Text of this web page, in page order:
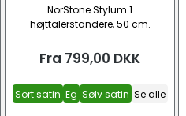
NorStone Stylum 1
højttalerstandere, 50 cm.
Fra 799,00 DKK
Sort satin Eg Sølv satin Se alle